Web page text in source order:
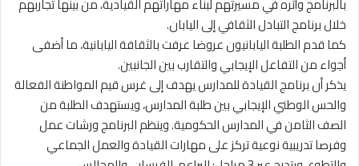
خلال برنامج التبادل الثقافي إلى اليابان.
كما قدم الطلبة اليابانيون عروضا عرفت بالثقافة اليابانية، ما أضفى
أجواء من التفاعل الإيجابي والتقارب بين الجانبين.
يذكر أن برنامج القيادة للمدارس يهدف إلى غرس قيم المواطنة الفعالة
والحس الوطني الإيجابي بين طلبة المدارس، ويستهدف الطلبة من
الصف الثامن في المدارس الحكومية. وينظم البرنامج ورشات عمل
وفرصا تدريبية نوعية تركز على مهارات القيادة والعمل الجماعي